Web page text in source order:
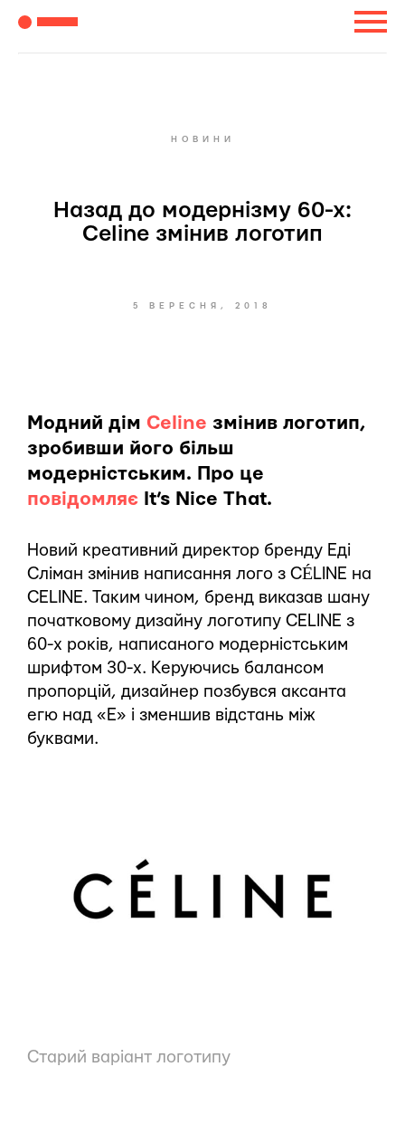
НОВИНИ
Назад до модернізму 60-х:
Celine змінив логотип
5 ВЕРЕСНЯ, 2018
Модний дім Celine змінив логотип,
зробивши його більш
модерністським. Про це
повідомляє It’s Nice That.
Новий креативний директор бренду Еді
Сліман змінив написання лого з CÉLINE на
CELINE. Таким чином, бренд виказав шану
початковому дизайну логотипу CELINE з
60-х років, написаного модерністським
шрифтом 30-х. Керуючись балансом
пропорцій, дизайнер позбувся аксанта
егю над «E» і зменшив відстань між
буквами.
Старий варіант логотипу